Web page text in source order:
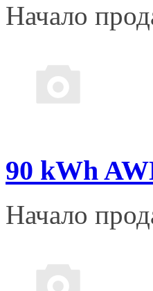
Начало
90 kWh
Начало